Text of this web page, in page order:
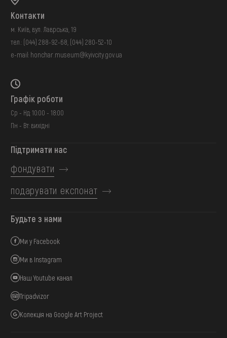
Контакти
м. Київ, вул. Лаврська, 19
тел.: (044) 288-92-68 (044) 280-52-10
e-mail: honchar.museum@kyivcity.gov.ua
Графік роботи
Ср - Нд: 10:00 - 18:00
Пн - Вт: вихідні
Підтримати нас
фондувати
подарувати експонат
Будьте з нами
Ми у Facebook
Ми в Instagram
Наш Youtube канал
Tripadvizor
Колекція на Google Art Project